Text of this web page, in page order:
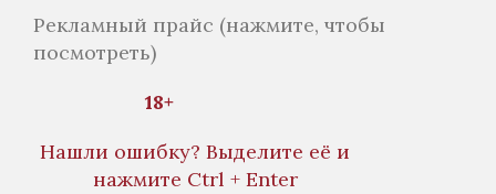
Рекламный прайс (нажмите, чтобы
посмотреть)
18+
Нашли ошибку? Выделите её и
нажмите Ctrl + Enter